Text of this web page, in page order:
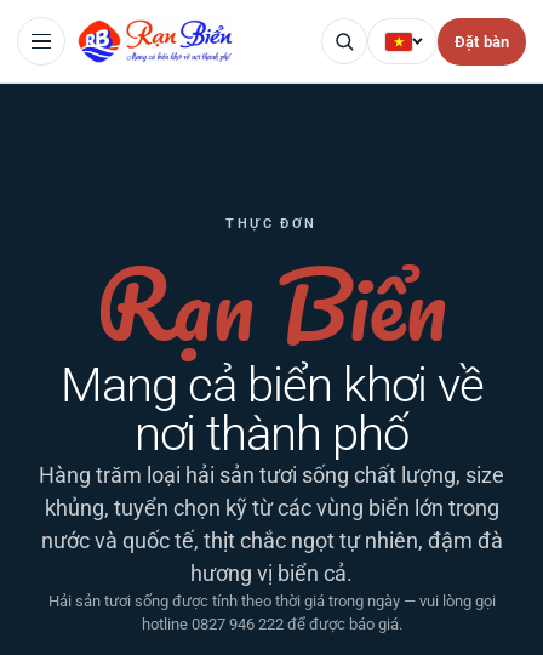
Đặt bàn
THỰC ĐƠN
Rạn Biển
Mang cả biển khơi về
nơi thành phố
Hàng trăm loại hải sản tươi sống chất lượng, size
khủng, tuyển chọn kỹ từ các vùng biển lớn trong
nước và quốc tế, thịt chắc ngọt tự nhiên, đậm đà
hương vị biển cả.
Hải sản tươi sống được tính theo thời giá trong ngày — vui lòng gọi
hotline 0827 946 222 để được báo giá.